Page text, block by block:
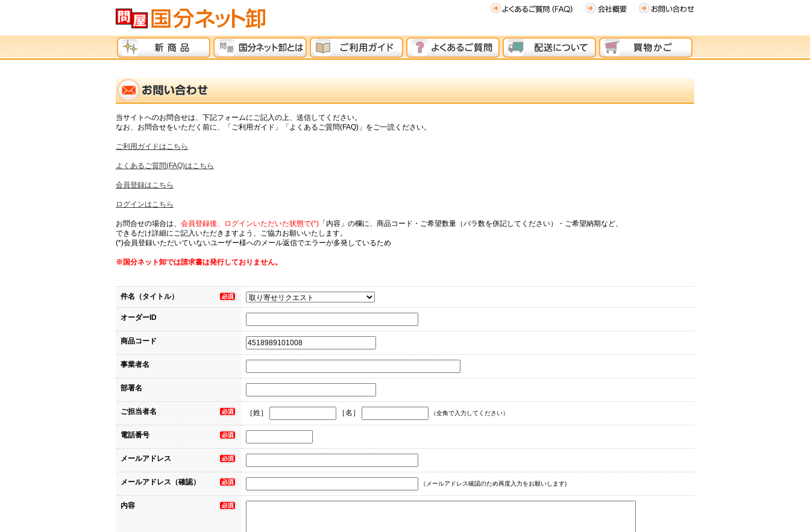
当サイトへのお問合せは、下記フォームにご記入の上、送信してください。
なお、お問合せをいただく前に、「ご利用ガイド」「よくあるご質問(FAQ)」をご一読ください。
ご利用ガイドはこちら
よくあるご質問(FAQ)はこちら
会員登録はこちら
ログインはこちら
お問合せの場合は、 会員登録後、ログインいただいた状態で(*) 「内容」の欄に、商品コード・ご希望数量（バラ数を併記してください）・ご希望納期など、
できるだけ詳細にご記入いただきますよう、ご協力お願いいたします。
(*)会員登録いただいていないユーザー様へのメール返信でエラーが多発しているため
※国分ネット卸では請求書は発行しておりません。
件名（タイトル）
オーダーID
商品コード
事業者名
部署名
ご担当者名 ［姓］ ［名］ （全角で入力してください）
電話番号
メールアドレス
メールアドレス（確認） （メールアドレス確認のため再度入力をお願いします)
内容